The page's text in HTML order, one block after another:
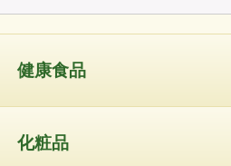
健康食品
化粧品